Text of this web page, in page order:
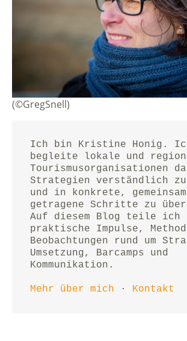
(©GregSnell)
Ich bin Kristine Honig.
begleite lokale und
Tourismusorganisationen
Strategien verständlich zu
und in konkrete, gemeinsam
getragene Schritte zu
Auf diesem Blog teile ich
praktische Impulse,
Beobachtungen rund um
Umsetzung, Barcamps und
Kommunikation.
Mehr über mich · Kontakt